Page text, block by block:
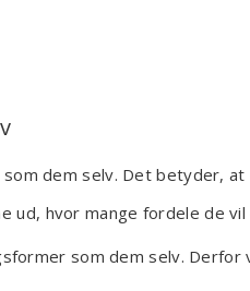
dem selv. Det betyder, at
ud, hvor mange fordele de
som dem selv.